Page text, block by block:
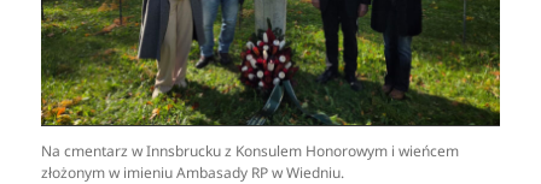
Na cmentarz w Innsbrucku z Konsulem Honorowym i wieńcem
złożonym w imieniu Ambasady RP w Wiedniu.